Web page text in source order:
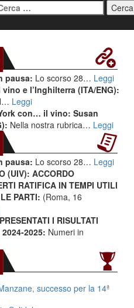
pausa: Lo scorso 28… Leggi
e l’Inghilterra (ITA/ENG):
Leggi
con… il vino: Susan
Nella nostra rubrica… Leggi
pausa: Lo scorso 28… Leggi
(UIV): ACCORDO
RATIFICA IN TEMPI UTILI
PARTI: (Roma, 16
I RISULTATI
2024-2025: Numeri in
successo per la 14ª